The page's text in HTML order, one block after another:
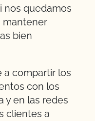
nos quedamos
mantener
bien
a compartir los
con los
y en las redes
clientes a